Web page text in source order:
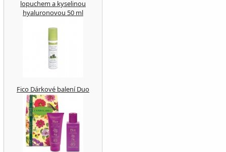
lopuchem a kyselinou
hyaluronovou 50 ml
Fico Dárkové balení Duo